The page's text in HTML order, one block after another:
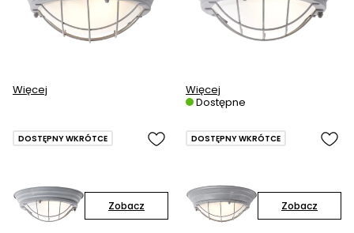
Więcej
Więcej
Dostępne
Zobacz
DOSTĘPNY WKRÓTCE
Zobacz
DOSTĘPNY WKRÓTCE